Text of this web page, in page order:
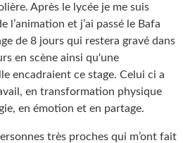
Après le lycée je me suis
l’animation et j’ai passé le Bafa
de 8 jours qui restera gravé dans
en scène ainsi qu'une
encadraient ce stage. Celui ci a
en transformation physique
en émotion et en partage.
très proches qui m’ont fait